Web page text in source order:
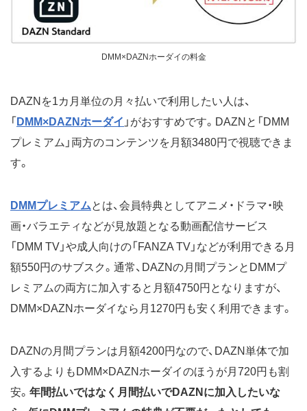
DMM×DAZNホーダイの料金
DAZNを1カ月単位の月々払いで利用したい人は、
「 DMM×DAZNホーダイ 」がおすすめです。DAZNと「DMM
プレミアム」両方のコンテンツを月額3480円で視聴できま
す。
DMMプレミアムとは、会員特典としてアニメ・ドラマ・映
画・バラエティなどが見放題となる動画配信サービス
「DMM TV」や成人向けの「FANZA TV」などが利用できる月
額550円のサブスク。通常、DAZNの月間プランとDMMプ
レミアムの両方に加入すると月額4750円となりますが、
DMM×DAZNホーダイなら月1270円も安く利用できます。
DAZNの月間プランは月額4200円なので、DAZN単体で加
入するよりもDMM×DAZNホーダイのほうが月720円も割
安。 年間払いではなく月間払いでDAZNに加入したいな